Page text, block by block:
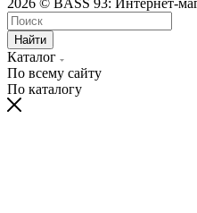
2026 © BASS 93: Интернет-
Найти
Каталог
По всему сайту
По каталогу